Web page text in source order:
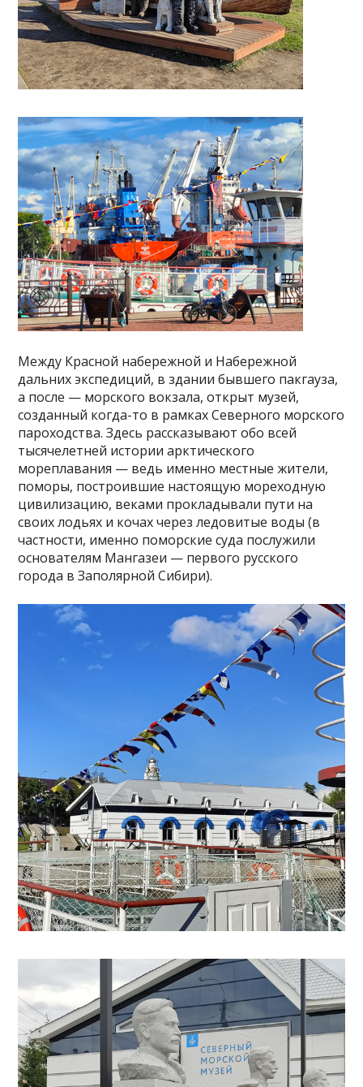
Между Красной набережной и Набережной
дальних экспедиций, в здании бывшего пакгауза,
а после — морского вокзала, открыт музей,
созданный когда-то в рамках Северного морского
пароходства. Здесь рассказывают обо всей
тысячелетней истории арктического
мореплавания — ведь именно местные жители,
поморы, построившие настоящую мореходную
цивилизацию, веками прокладывали пути на
своих лодьях и кочах через ледовитые воды (в
частности, именно поморские суда послужили
основателям Мангазеи — первого русского
города в Заполярной Сибири).